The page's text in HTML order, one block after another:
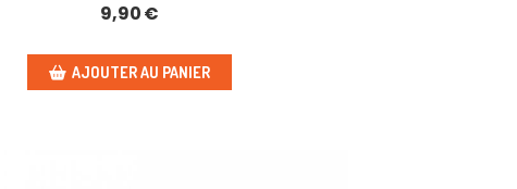
9,90€
AJOUTER AU PANIER